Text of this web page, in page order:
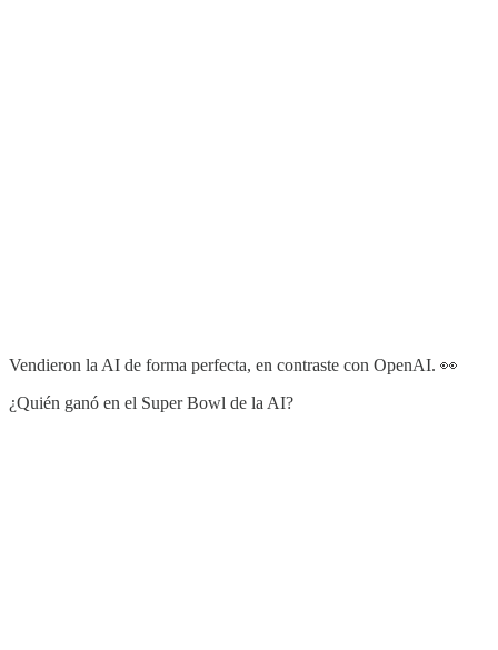
Vendieron la AI de forma perfecta, en contraste con OpenAI. 👀
¿Quién ganó en el Super Bowl de la AI?